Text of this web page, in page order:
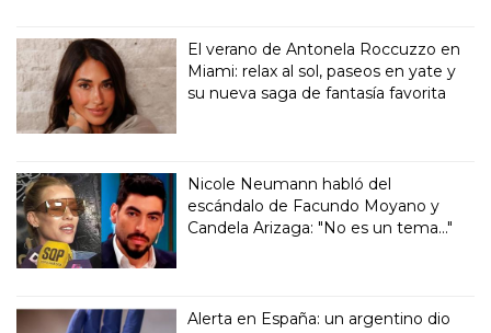
El verano de Antonela Roccuzzo en
Miami: relax al sol, paseos en yate y
su nueva saga de fantasía favorita
Nicole Neumann habló del
escándalo de Facundo Moyano y
Candela Arizaga: "No es un tema..."
Alerta en España: un argentino dio